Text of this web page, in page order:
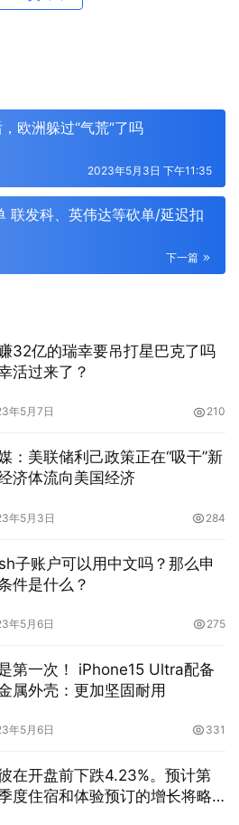
欧洲躲过“气荒”了吗
2023年5月3日 下午11:35
联发科、英伟达等砍单/延迟扣
下一篇
32亿的瑞幸要吊打星巴克了吗
活过来了？
年5月7日 210
：美联储利己政策正在“吸干”新
济体流向美国经济
年5月3日 284
子账户可以用中文吗？那么申
件是什么？
年5月6日 275
第一次！ iPhone15 Ultra配备
属外壳：更加坚固耐用
年5月6日 331
在开盘前下跌4.23%。预计第
度住宿和体验预订的增长将略